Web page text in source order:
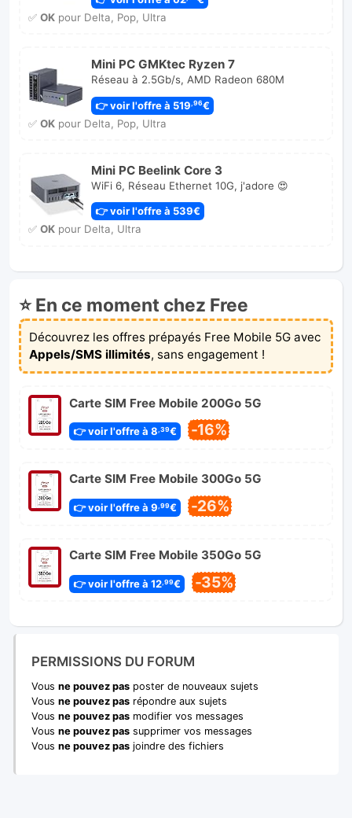
✅ OKpour Delta, Pop, Ultra
Mini PC GMKtec Ryzen 7
Réseau à 2.5Gb/s, AMD Radeon 680M
👉 voir l'offre à 519,96€
✅ OKpour Delta, Pop, Ultra
Mini PC Beelink Core 3
WiFi 6, Réseau Ethernet 10G, j'adore 😍
👉 voir l'offre à 539€
✅ OKpour Delta, Ultra
⭐ En ce moment chez Free
Découvrez les offres prépayés Free Mobile 5G avec
Appels/SMS illimités, sans engagement !
Carte SIM Free Mobile 200Go 5G
👉 voir l'offre à 8 ,39€ -16%
Carte SIM Free Mobile 300Go 5G
👉 voir l'offre à 9 ,99€ -26%
Carte SIM Free Mobile 350Go 5G
👉 voir l'offre à 12,99€ -35%
PERMISSIONS DU FORUM
Vous ne pouvez pas poster de nouveaux sujets
Vous ne pouvez pas répondre aux sujets
Vous ne pouvez pas modifier vos messages
Vous ne pouvez pas supprimer vos messages
Vous ne pouvez pas joindre des fichiers